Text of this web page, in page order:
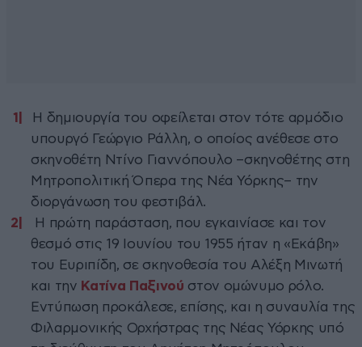
Η δημιουργία του οφείλεται στον τότε αρμόδιο
υπουργό Γεώργιο Ράλλη, ο οποίος ανέθεσε στο
σκηνοθέτη Ντίνο Γιαννόπουλο –σκηνοθέτης στη
Μητροπολιτική Όπερα της Νέα Υόρκης– την
διοργάνωση του φεστιβάλ.
Η πρώτη παράσταση, που εγκαινίασε και τον
θεσμό στις 19 Ιουνίου του 1955 ήταν η «Εκάβη»
του Ευριπίδη, σε σκηνοθεσία του Αλέξη Μινωτή
και την Κατίνα Παξινού στον ομώνυμο ρόλο.
Εντύπωση προκάλεσε, επίσης, και η συναυλία της
Φιλαρμονικής Ορχήστρας της Νέας Υόρκης υπό